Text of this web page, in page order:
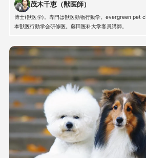
茂木千恵（獣医師）
博士(獣医学)。専門は獣医動物行動学。evergreen pet
本獣医行動学会研修医。藤田医科大学客員講師。